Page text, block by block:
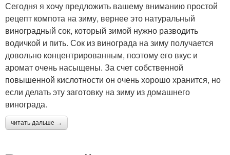
Сегодня я хочу предложить вашему вниманию простой
рецепт компота на зиму, вернее это натуральный
виноградный сок, который зимой нужно разводить
водичкой и пить. Сок из винограда на зиму получается
довольно концентрированным, поэтому его вкус и
аромат очень насыщены. За счет собственной
повышенной кислотности он очень хорошо хранится, но
если делать эту заготовку на зиму из домашнего
винограда.
читать дальше →